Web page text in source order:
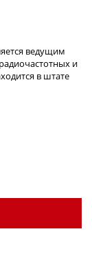
ведущим
и
в штате